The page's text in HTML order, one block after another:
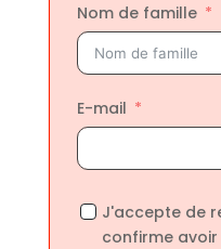
Nom de famille
E-mail
J'accepte de
confirme